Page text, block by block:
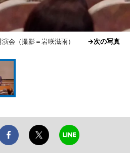
演会（撮影＝岩咲滋雨） →次の写真